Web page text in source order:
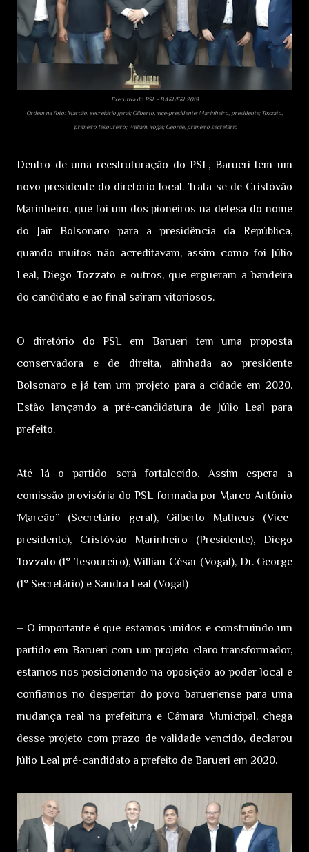
Executiva do PSL - BARUERI 2019
Ordem na foto: Marcão, secretário geral; Gilberto, vice-presidente; Marinheiro, presidente; Tozzato,
primeiro tesoureiro; William, vogal; George, primeiro secretário
Dentro de uma reestruturação do PSL, Barueri tem um
novo presidente do diretório local. Trata-se de Cristóvão
Marinheiro, que foi um dos pioneiros na defesa do nome
do Jair Bolsonaro para a presidência da República,
quando muitos não acreditavam, assim como foi Júlio
Leal, Diego Tozzato e outros, que ergueram a bandeira
do candidato e ao final saíram vitoriosos.
O diretório do PSL em Barueri tem uma proposta
conservadora e de direita, alinhada ao presidente
Bolsonaro e já tem um projeto para a cidade em 2020.
Estão lançando a pré-candidatura de Júlio Leal para
prefeito.
Até lá o partido será fortalecido. Assim espera a
comissão provisória do PSL formada por Marco Antônio
‘Marcão” (Secretário geral), Gilberto Matheus (Vice-
presidente), Cristóvão Marinheiro (Presidente), Diego
Tozzato (1° Tesoureiro), Willian César (Vogal), Dr. George
(1° Secretário) e Sandra Leal (Vogal)
– O importante é que estamos unidos e construindo um
partido em Barueri com um projeto claro transformador,
estamos nos posicionando na oposição ao poder local e
confiamos no despertar do povo barueriense para uma
mudança real na prefeitura e Câmara Municipal, chega
desse projeto com prazo de validade vencido, declarou
Júlio Leal pré-candidato a prefeito de Barueri em 2020.